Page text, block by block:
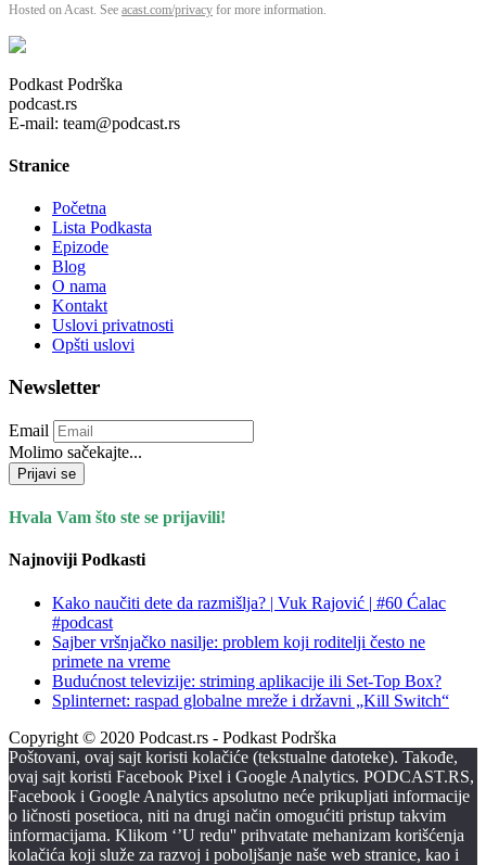
Hosted on Acast. See acast.com/privacy for more information.
Podkast Podrška
podcast.rs
E-mail: team@podcast.rs
Stranice
Početna
Lista Podkasta
Epizode
Blog
O nama
Kontakt
Uslovi privatnosti
Opšti uslovi
Newsletter
Email
Molimo sačekajte...
Prijavi se
Hvala Vam što ste se prijavili!
Najnoviji Podkasti
Kako naučiti dete da razmišlja? | Vuk Rajović | #60 Ćalac
#podcast
Sajber vršnjačko nasilje: problem koji roditelji često ne
primete na vreme
Budućnost televizije: striming aplikacije ili Set-Top Box?
Splinternet: raspad globalne mreže i državni „Kill Switch“
Copyright © 2020 Podcast.rs - Podkast Podrška
Poštovani, ovaj sajt koristi kolačiće (tekstualne datoteke). Takođe,
ovaj sajt koristi Facebook Pixel i Google Analytics. PODCAST.RS,
Facebook i Google Analytics apsolutno neće prikupljati informacije
o ličnosti posetioca, niti na drugi način omogućiti pristup takvim
informacijama. Klikom ‘’U redu'' prihvatate mehanizam korišćenja
kolačića koji služe za razvoj i poboljšanje naše web stranice, kao i